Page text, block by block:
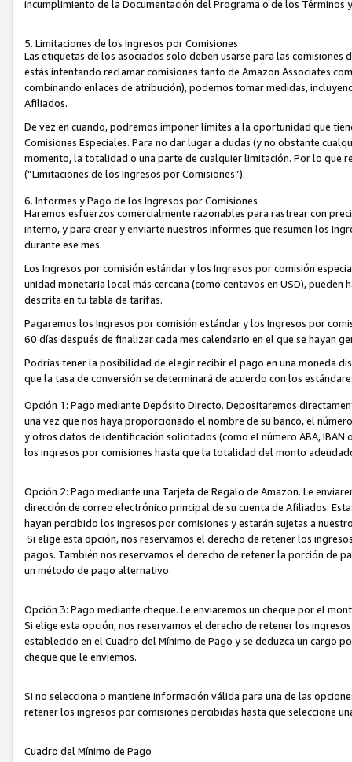
incumplimiento de la Documentación del Programa o de los Términos
5. Limitaciones de los Ingresos por Comisiones
Las etiquetas de los asociados solo deben usarse para las
estás intentando reclamar comisiones tanto de Amazon Associates
combinando enlaces de atribución), podemos tomar medidas,
Afiliados.
De vez en cuando, podremos imponer límites a la oportunidad que
Comisiones Especiales. Para no dar lugar a dudas (y no obstante
momento, la totalidad o una parte de cualquier limitación. Por lo que
(“Limitaciones de los Ingresos por Comisiones”).
6. Informes y Pago de los Ingresos por Comisiones
Haremos esfuerzos comercialmente razonables para rastrear con
interno, y para crear y enviarte nuestros informes que resumen los
durante ese mes.
Los Ingresos por comisión estándar y los Ingresos por comisión
unidad monetaria local más cercana (como centavos en USD),
descrita en tu tabla de tarifas.
Pagaremos los Ingresos por comisión estándar y los Ingresos por
60 días después de finalizar cada mes calendario en el que se hayan
Podrías tener la posibilidad de elegir recibir el pago en una moneda
que la tasa de conversión se determinará de acuerdo con los
Opción 1: Pago mediante Depósito Directo. Depositaremos
una vez que nos haya proporcionado el nombre de su banco, el
y otros datos de identificación solicitados (como el número ABA,
los ingresos por comisiones hasta que la totalidad del monto
Opción 2: Pago mediante una Tarjeta de Regalo de Amazon. Le
dirección de correo electrónico principal de su cuenta de Afiliados.
hayan percibido los ingresos por comisiones y estarán sujetas a
Si elige esta opción, nos reservamos el derecho de retener los
pagos. También nos reservamos el derecho de retener la porción de
un método de pago alternativo.
Opción 3: Pago mediante cheque. Le enviaremos un cheque por el
Si elige esta opción, nos reservamos el derecho de retener los
establecido en el Cuadro del Mínimo de Pago y se deduzca un cargo
cheque que le enviemos.
Si no selecciona o mantiene información válida para una de las
retener los ingresos por comisiones percibidas hasta que seleccione
Cuadro del Mínimo de Pago